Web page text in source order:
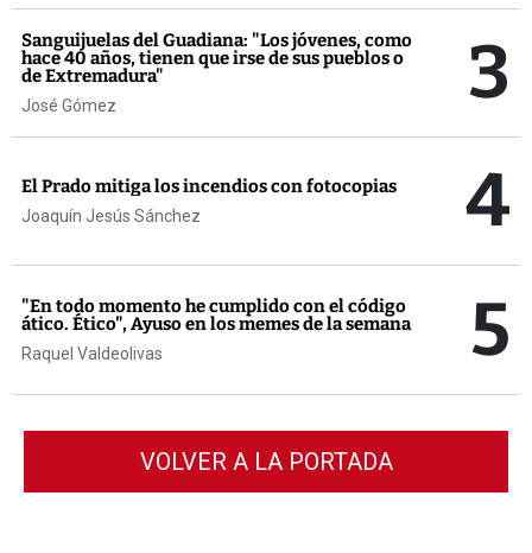
Sanguijuelas del Guadiana: "Los jóvenes, como
hace 40 años, tienen que irse de sus pueblos o
de Extremadura"
José Gómez 3
El Prado mitiga los incendios con fotocopias
Joaquín Jesús Sánchez 4
"En todo momento he cumplido con el código
ático. Ético", Ayuso en los memes de la semana
Raquel Valdeolivas 5
VOLVER A LA PORTADA